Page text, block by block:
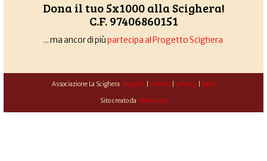
Dona il tuo 5x1000 alla Scighera!
C.F. 97406860151
... ma ancor di piùpartecipa al Progetto Scighera
Associazione La Scighera copyleft| cookies| privacy| login
Sito creato da Alekos.net